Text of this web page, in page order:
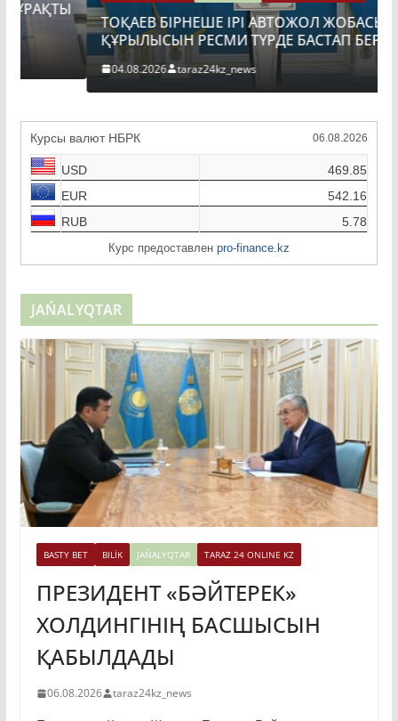
ТОҚАЕВ БІРНЕШЕ ІРІ АВТОЖОЛ ЖОБАСЫНЫҢ
ҚҰРЫЛЫСЫН РЕСМИ ТҮРДЕ БАСТАП БЕРДІ
taraz24kz_news
Курсы валют НБРК 06.08.2026
USD
469.85
EUR
542.16
RUB
5.78
Курс предоставлен pro-finance.kz
JAŃALYQTAR
BASTY BET BILİK JAŃALYQTAR TARAZ 24 ONLINE KZ
ПРЕЗИДЕНТ «БӘЙТЕРЕК»
ХОЛДИНГІНІҢ БАСШЫСЫН
ҚАБЫЛДАДЫ
06.08.2026 taraz24kz_news